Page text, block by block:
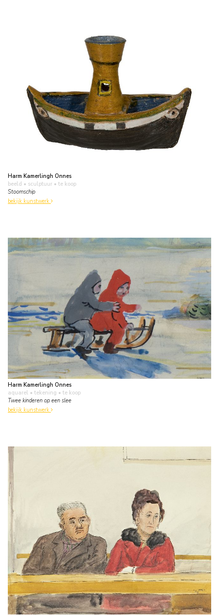
Harm Kamerlingh Onnes
beeld • sculptuur • te koop
Stoomschip
bekijk kunstwerk
Harm Kamerlingh Onnes
aquarel • tekening • te koop
Twee kinderen op een slee
bekijk kunstwerk